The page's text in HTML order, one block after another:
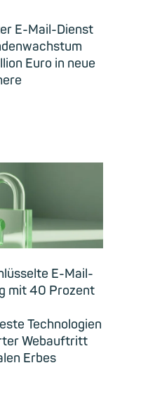
E-Mail-Dienst
Euro in neue
E-Mail-
mit 40 Prozent
Technologien
Webauftritt
Erbes